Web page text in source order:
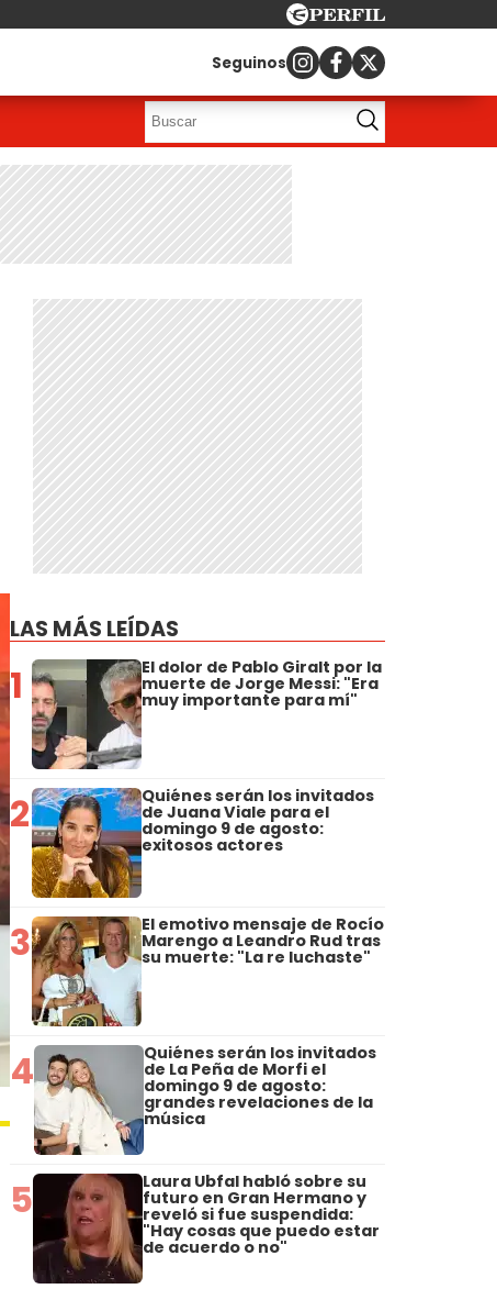
Seguinos
LAS MÁS LEÍDAS
1 El dolor de Pablo Giralt por la
muerte de Jorge Messi: "Era
muy importante para mí"
2 Quiénes serán los invitados
de Juana Viale para el
domingo 9 de agosto:
exitosos actores
3 El emotivo mensaje de Rocío
Marengo a Leandro Rud tras
su muerte: "La re luchaste"
4 Quiénes serán los invitados
de La Peña de Morfi el
domingo 9 de agosto:
grandes revelaciones de la
música
5 Laura Ubfal habló sobre su
futuro en Gran Hermano y
reveló si fue suspendida:
"Hay cosas que puedo estar
de acuerdo o no"